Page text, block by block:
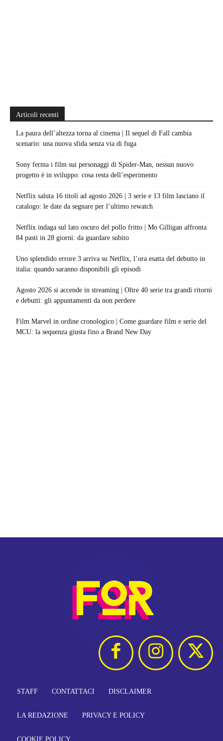
Articoli recenti
La paura dell’altezza torna al cinema | Il sequel di Fall cambia
scenario: una nuova sfida senza via di fuga
Sony ferma i film sui personaggi di Spider-Man, nessun nuovo
progetto è in sviluppo: cosa resta dell’esperimento
Netflix saluta 16 titoli ad agosto 2026 | 3 serie e 13 film lasciano il
catalogo: le date da segnare per l’ultimo rewatch
Netflix indaga sul lato oscuro del pollo fritto | Mo Gilligan affronta
84 pasti in 28 giorni: da guardare subito
Uno splendido errore 3 arriva su Netflix, l’ora esatta del debutto in
italia: quando saranno disponibili gli episodi
Agosto 2026 si accende in streaming | Oltre 40 serie tra grandi ritorni
e debutti: gli appuntamenti da non perdere
Film Marvel in ordine cronologico | Come guardare film e serie del
MCU: la sequenza giusta fino a Brand New Day
STAFF CONTATTACI DISCLAIMER
LA REDAZIONE PRIVACY E POLICY
COOKIE POLICY